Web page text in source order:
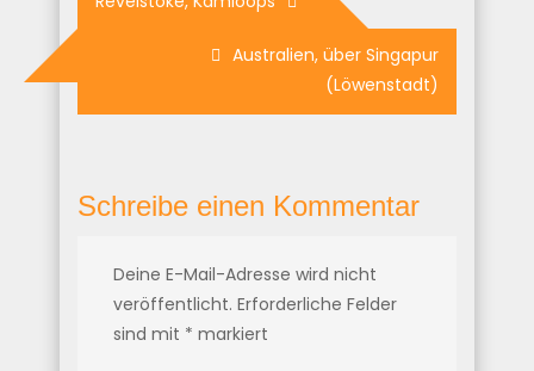
Australien, über Singapur
(Löwenstadt)
Schreibe einen Kommentar
Deine E-Mail-Adresse wird nicht
veröffentlicht. Erforderliche Felder
sind mit * markiert